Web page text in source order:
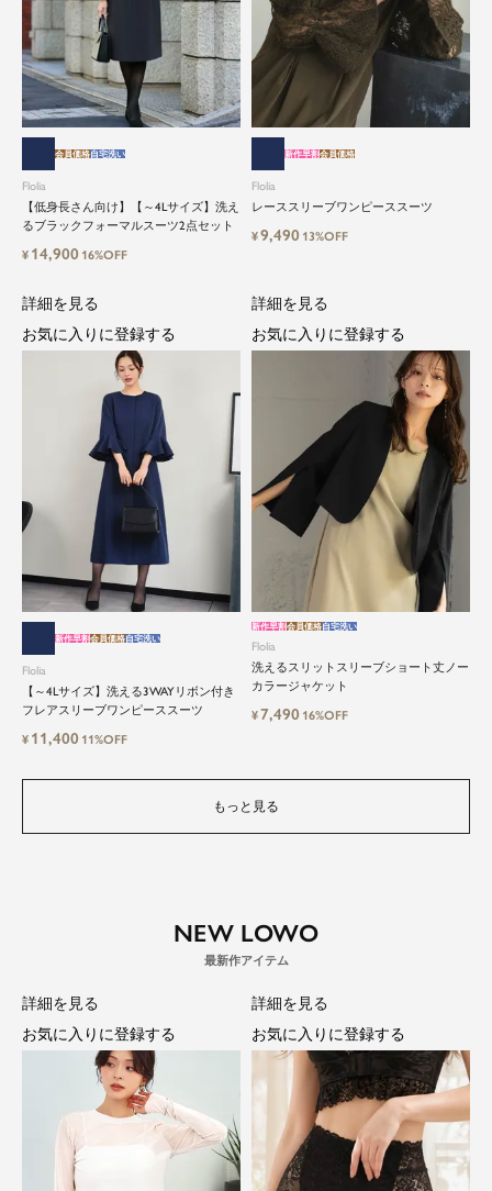
もっと見る
Flolia
【低身長さん向け】【～4Lサイズ】洗え
るブラックフォーマルスーツ2点セット
会員価格自宅洗い
¥ 14,900 16%OFF
Flolia
レーススリーブワンピーススーツ
新作早割会員価格
¥9,490 13%OFF
Flolia
【～4Lサイズ】洗える3WAYリボン付き
フレアスリーブワンピーススーツ
新作早割会員価格自宅洗い
¥ 11,400 11%OFF
詳細を見る
お気に入りに登録する
Flolia
洗えるスリットスリーブショート丈ノー
カラージャケット
新作早割会員価格自宅洗い
¥7,490 16%OFF
詳細を見る
お気に入りに登録する
NEW LOWO
詳細を見る
お気に入りに登録する
詳細を見る
お気に入りに登録する